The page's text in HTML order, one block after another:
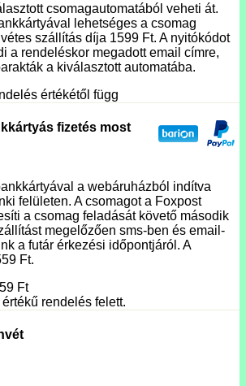
csomagautomatából veheti át.
lehetséges a csomag
szállítás díja 1599 Ft. A nyitókódot
a rendeléskor megadott email címre,
a kiválasztott automatába.
értékétől függ
fizetés most
a webáruházból indítva
felületen. A csomagot a Foxpost
a csomag feladását követő második
megelőzően sms-ben és email-
a futár érkezési időpontjáról. A
Ft.
Ft
értékű rendelés felett.